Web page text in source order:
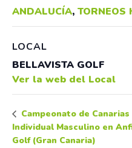
ANDALUCÍA, TORNEOS
LOCAL
BELLAVISTA GOLF
Ver la web del Local
Campeonato de Canarias
Individual Masculino en
Golf (Gran Canaria)